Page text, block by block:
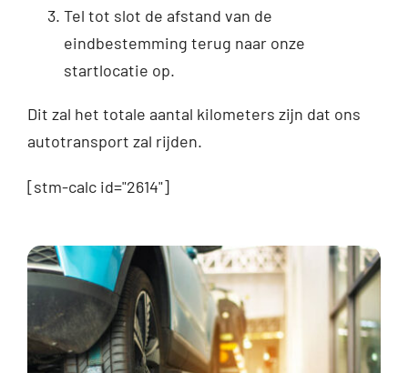
Tel tot slot de afstand van de
eindbestemming terug naar onze
startlocatie op.
Dit zal het totale aantal kilometers zijn dat ons
autotransport zal rijden.
[stm-calc id="2614"]